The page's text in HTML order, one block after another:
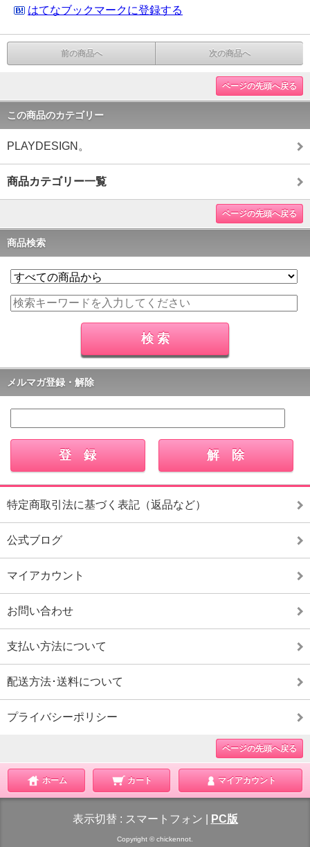
はてなブックマークに登録する
前の商品へ 次の商品へ
ページの先頭へ戻る
この商品のカテゴリー
PLAYDESIGN。
商品カテゴリー一覧
ページの先頭へ戻る
商品検索
メルマガ登録・解除
特定商取引法に基づく表記（返品など）
公式ブログ
マイアカウント
お問い合わせ
支払い方法について
配送方法･送料について
プライバシーポリシー
ページの先頭へ戻る
ホーム カート マイアカウント
表示切替 : スマートフォン PC版
Copyright © chickennot.